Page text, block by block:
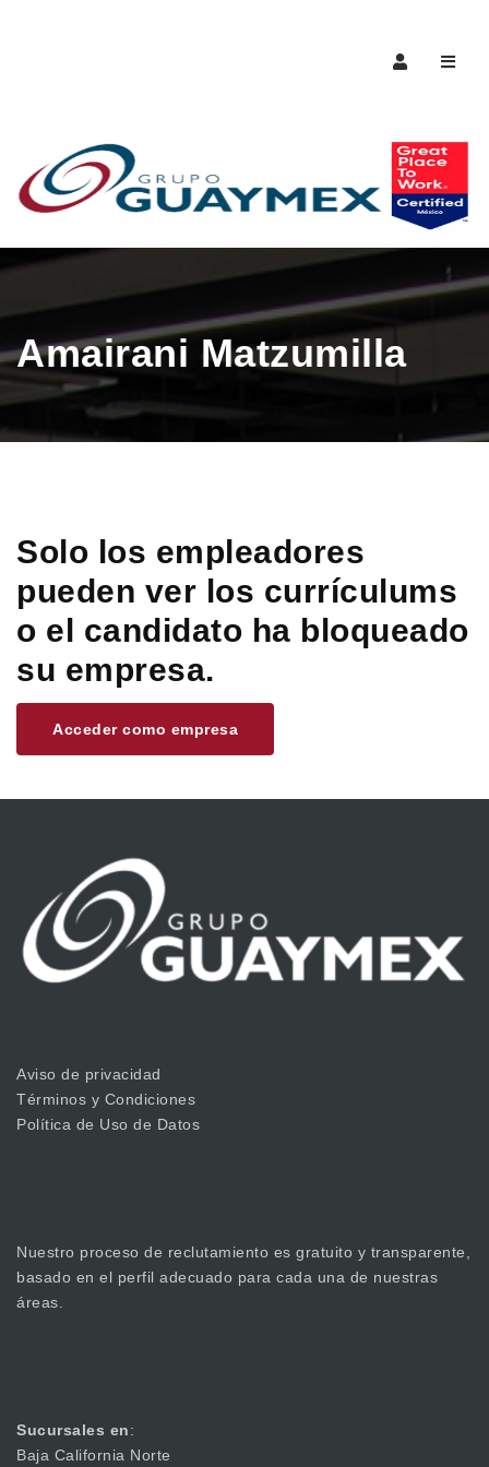
Amairani Matzumilla
Solo los empleadores
pueden ver los currículums
o el candidato ha bloqueado
su empresa.
Acceder como empresa
Aviso de privacidad
Términos y Condiciones
Política de Uso de Datos
Nuestro proceso de reclutamiento es gratuito y transparente,
basado en el perfil adecuado para cada una de nuestras
áreas.
Sucursales en:
Baja California Norte